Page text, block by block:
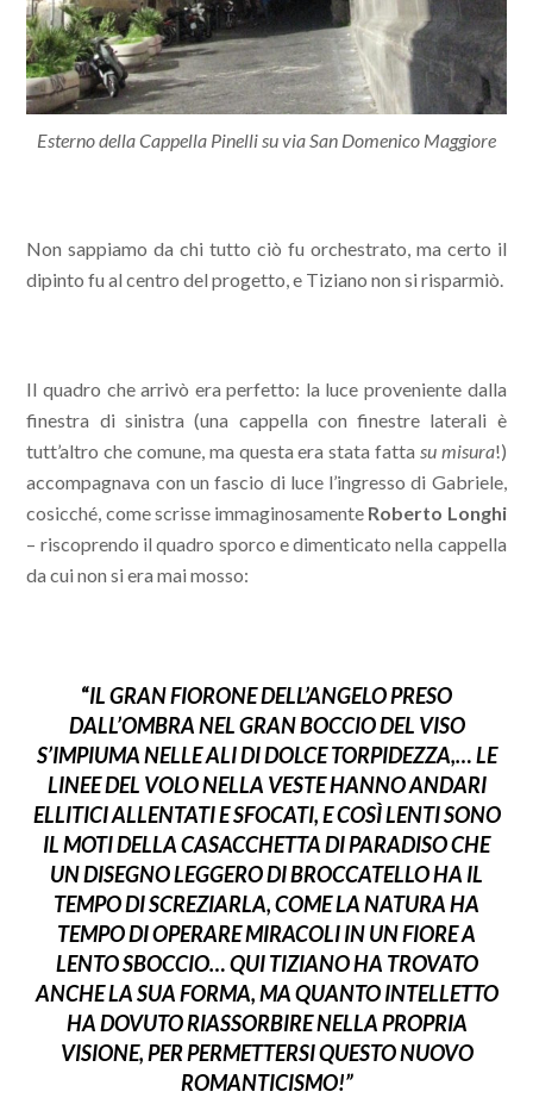
Esterno della Cappella Pinelli su via San Domenico Maggiore
Non sappiamo da chi tutto ciò fu orchestrato, ma certo il
dipinto fu al centro del progetto, e Tiziano non si risparmiò.
Il quadro che arrivò era perfetto: la luce proveniente dalla
finestra di sinistra (una cappella con finestre laterali è
tutt’altro che comune, ma questa era stata fatta su misura!)
accompagnava con un fascio di luce l’ingresso di Gabriele,
cosicché, come scrisse immaginosamente Roberto Longhi
– riscoprendo il quadro sporco e dimenticato nella cappella
da cui non si era mai mosso:
“IL GRAN FIORONE DELL’ANGELO PRESO
DALL’OMBRA NEL GRAN BOCCIO DEL VISO
S’IMPIUMA NELLE ALI DI DOLCE TORPIDEZZA,… LE
LINEE DEL VOLO NELLA VESTE HANNO ANDARI
ELLITICI ALLENTATI E SFOCATI, E COSÌ LENTI SONO
IL MOTI DELLA CASACCHETTA DI PARADISO CHE
UN DISEGNO LEGGERO DI BROCCATELLO HA IL
TEMPO DI SCREZIARLA, COME LA NATURA HA
TEMPO DI OPERARE MIRACOLI IN UN FIORE A
LENTO SBOCCIO… QUI TIZIANO HA TROVATO
ANCHE LA SUA FORMA, MA QUANTO INTELLETTO
HA DOVUTO RIASSORBIRE NELLA PROPRIA
VISIONE, PER PERMETTERSI QUESTO NUOVO
ROMANTICISMO!”